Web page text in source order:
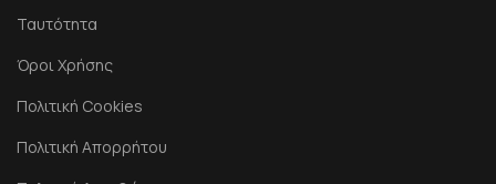
Ταυτότητα
Όροι Χρήσης
Πολιτική Cookies
Πολιτική Απορρήτου